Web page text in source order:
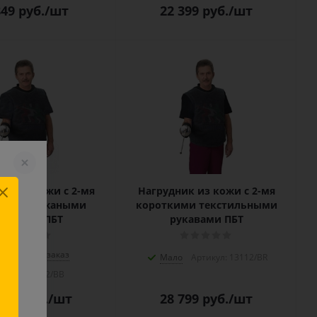
руб./шт 22 399 руб./шт
из кожи с 2-мя
кожаными
ПБТ
Размер под заказ
руб./шт
Нагрудник из кожи с 2-мя
короткими текстильными
рукавами ПБТ
Мало
28 799 руб./шт